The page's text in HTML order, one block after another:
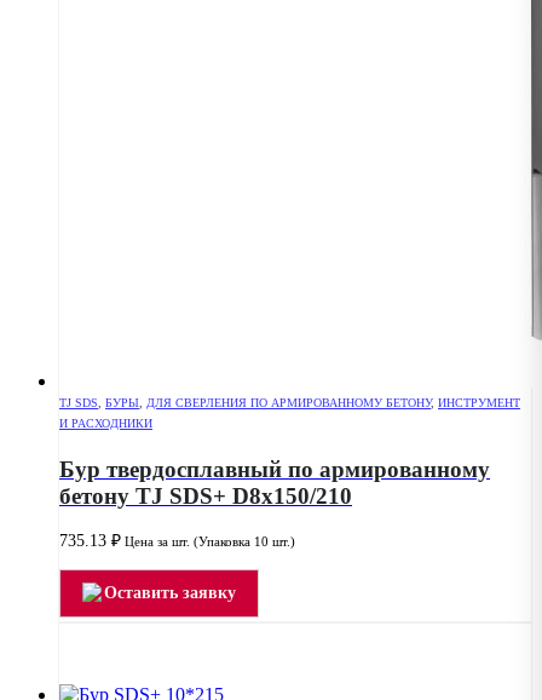
TJ SDS, БУРЫ, ДЛЯ СВЕРЛЕНИЯ ПО АРМИРОВАННОМУ БЕТОНУ, ИНСТРУМЕНТ
И РАСХОДНИКИ
Бур твердосплавный по армированному
бетону TJ SDS+ D8x150/210
735.13 ₽ Цена за шт. (Упаковка 10 шт.)
Оставить заявку